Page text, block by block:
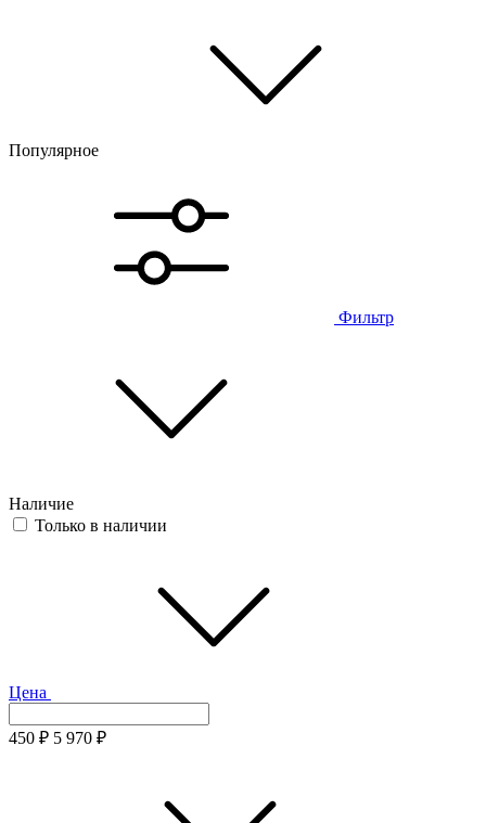
Популярное
Фильтр
Наличие
Только в наличии
Цена
450 ₽ 5 970 ₽